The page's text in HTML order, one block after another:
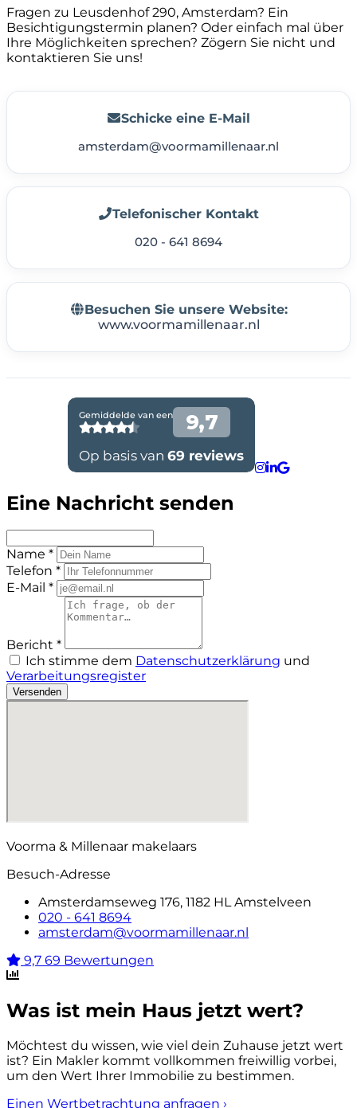
Fragen zu Leusdenhof 290, Amsterdam? Ein
Besichtigungstermin planen? Oder einfach mal über
Ihre Möglichkeiten sprechen? Zögern Sie nicht und
kontaktieren Sie uns!
Schicke eine E-Mail
amsterdam@voormamillenaar.nl
Telefonischer Kontakt
020 - 641 8694
Besuchen Sie unsere Website:
www.voormamillenaar.nl
Eine Nachricht senden
Name *
Telefon *
E-Mail *
Bericht *
Ich stimme dem Datenschutzerklärung und
Verarbeitungsregister
Versenden
Voorma & Millenaar makelaars
Besuch-Adresse
Amsterdamseweg 176, 1182 HL Amstelveen
020 - 641 8694
amsterdam@voormamillenaar.nl
9,7 69 Bewertungen
Was ist mein Haus jetzt wert?
Möchtest du wissen, wie viel dein Zuhause jetzt wert
ist? Ein Makler kommt vollkommen freiwillig vorbei,
um den Wert Ihrer Immobilie zu bestimmen.
Einen Wertbetrachtung anfragen ›